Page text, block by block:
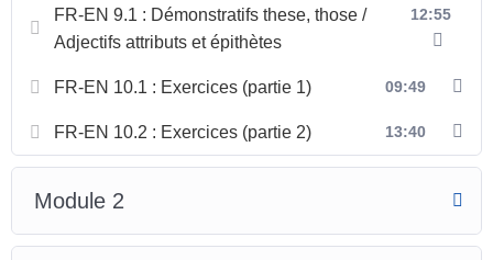
FR-EN 9.1 : Démonstratifs these, those /
Adjectifs attributs et épithètes
12:55
FR-EN 10.1 : Exercices (partie 1) 09:49
FR-EN 10.2 : Exercices (partie 2) 13:40
Module 2